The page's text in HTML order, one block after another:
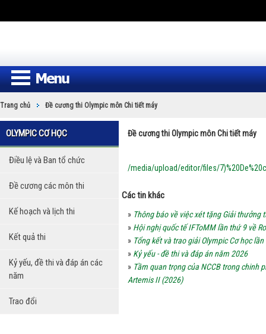
Trang chủ Đề cương thi Olympic môn Chi tiết máy
OLYMPIC CƠ HỌC
Điều lệ và Ban tổ chức
Đề cương các môn thi
Kế hoạch và lịch thi
Kết quả thi
Kỷ yếu, đề thi và đáp án các
năm
Trao đổi
Đề cương thi Olympic môn Chi tiết máy
/media/upload/editor/files/
Các tin khác
» Thông báo về việc xét tặng Giải
» Hội nghị quốc tế IFToMM lần thứ 9 về
» Tổng kết và trao giải Olympic Cơ học
» Kỷ yếu - đề thi và đáp án năm 2026
» Tầm quan trọng của NCCB trong chinh
Artemis II (2026)